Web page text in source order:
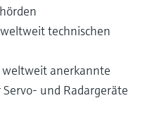
technischen
anerkannte
und Radargeräte